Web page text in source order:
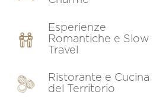
Esperienze
Romantiche e Slow
Travel
Ristorante e Cucina
del Territorio